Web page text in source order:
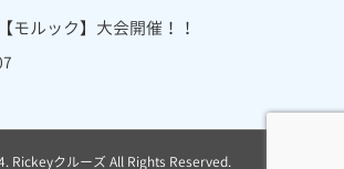
モルック】大会開催！！
Rickeyクルーズ All Rights Reserved.